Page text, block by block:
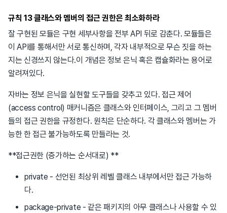
규칙 13 클래스와 멤버의 접근 권한은 최소화하라
잘 구현된 모듈은 구현 세부사항을 전부 API 뒤로 감춘다. 모듈들은
이 API를 통해서만 서로 통신하며, 각자 내부적으로 무슨 짓을 하는
지는 신경쓰지 않는다.이 개념은 정보 은닉 혹은 캡슐화라는 용어로
알려져있다.
자바는 정보 은닉을 실현할 도구들을 갖추고 있다. 접근 제어
(access control) 매커니즘은 클래스와 인터페이스, 그리고 그 멤버
들의 접근 권한을 규정한다. 원칙은 단순하다. 각 클래스와 멤버는 가
능한 한 접근 불가능하도록 만들라는 것.
**접근권한 (증가하는 순서대로) **
private - 선언된 최상위 레벨 클래스 내부에서만 접근 가능하
다.
package-private - 같은 패키지의 아무 클래스나 사용할 수 있